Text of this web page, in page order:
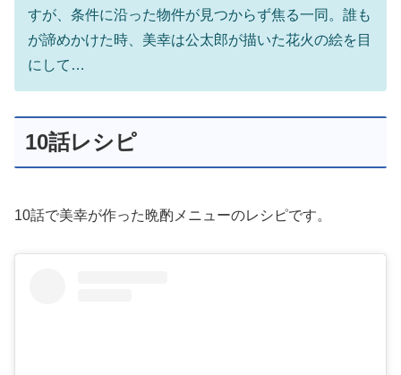
すが、条件に沿った物件が見つからず焦る一同。誰も
が諦めかけた時、美幸は公太郎が描いた花火の絵を目
にして…
10話レシピ
10話で美幸が作った晩酌メニューのレシピです。